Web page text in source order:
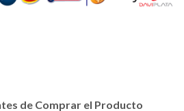
de Comprar el Producto